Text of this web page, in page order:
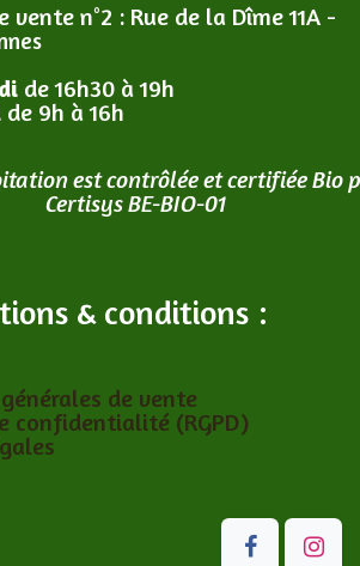
vente n°2 : Rue de la Dîme 11A -
de 16h30 à 19h
de 9h à 16h
est contrôlée et certifiée Bio
Certisys BE-BIO-01
& conditions :
de vente
confidentialité (RGPD)